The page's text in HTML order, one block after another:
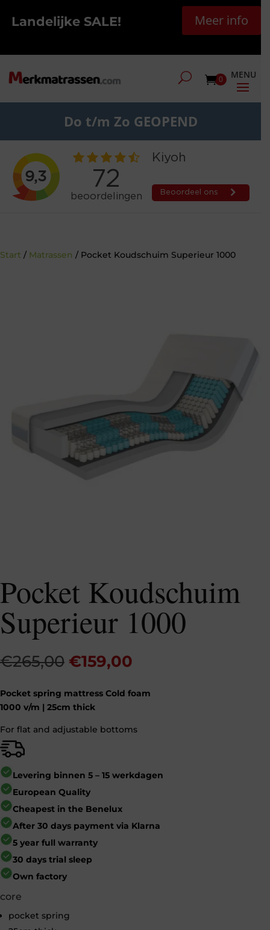
Landelijke SALE! Meer info
0
Do t/m Zo GEOPEND
Start / Matrassen / Pocket Koudschuim Superieur 1000
Pocket Koudschuim
Superieur 1000
€265,00 Oorspronkelijke
was:
€265,00.
€159,00
is:
€159,00.
Pocket spring mattress Cold foam
1000 v/m | 25cm thick
For flat and adjustable bottoms
Levering binnen 5 – 15 werkdagen
European Quality
Cheapest in the Benelux
After 30 days payment via Klarna
5 year full warranty
30 days trial sleep
Own factory
core
pocket spring